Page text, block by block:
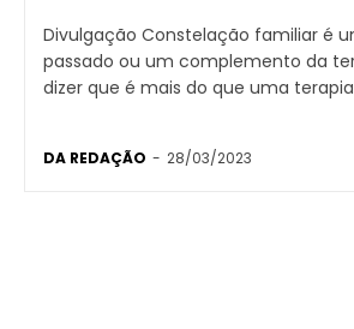
Divulgação Constelação familiar é uma volta ao
passado ou um complemento da
dizer que é mais do que uma
DA REDAÇÃO - 28/03/2023